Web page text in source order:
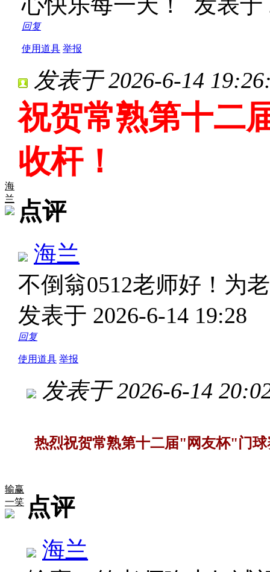
回复
使用道具 举报
海
兰
发表于 2026-6-14
祝贺常熟第十二
收杆！
点评
海兰
不倒翁0512老师好！为
发表于 2026-6-14 19:28
回复
使用道具 举报
输赢
一笑
发表于 2026-6-14
热烈祝贺常熟第十二届"网友杯"门
点评
海兰